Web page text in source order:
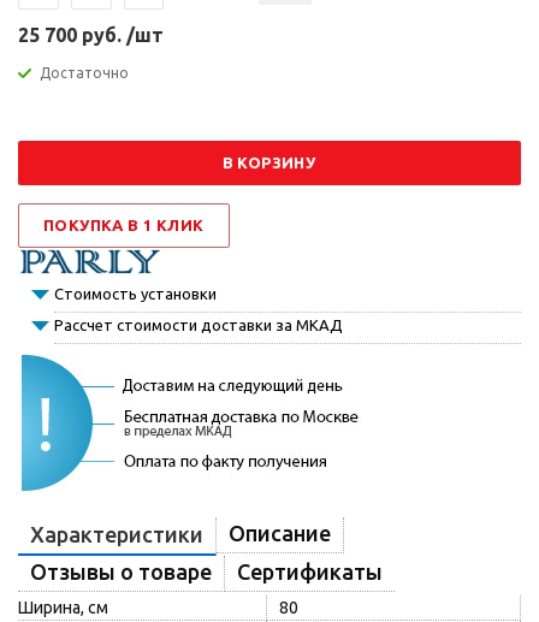
25 700 руб. /шт
Достаточно
В КОРЗИНУ
ПОКУПКА В 1 КЛИК
Стоимость установки
Рассчет стоимости доставки за МКАД
Характеристики
Описание
Отзывы о товаре
Сертификаты
Ширина, см
80